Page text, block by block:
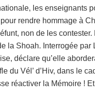
les enseignants
rendre hommage à
non de les
la Shoah. Interrogée
déclare qu’elle
du Vél’ d’Hiv, dans le
réactiver la Mémoire !